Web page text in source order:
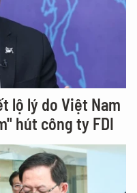
lộ lý do Việt Nam
hút công ty FDI